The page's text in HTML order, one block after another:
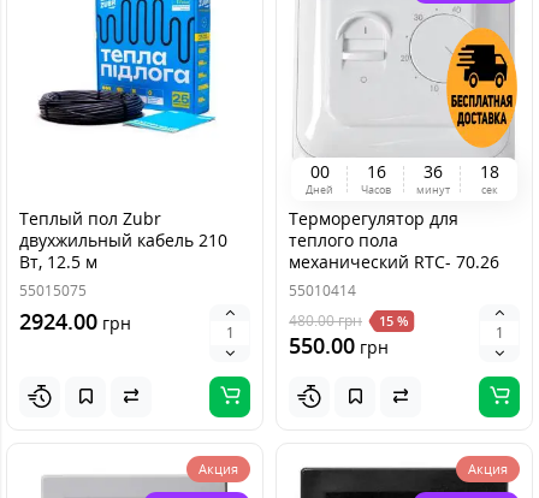
Теплый пол Zubr
двухжильный кабель 210
Вт, 12.5 м
55015075
2924.00 грн
00
Дней
16
Часов
36
минут
18
сек
Терморегулятор для
теплого пола
механический RTC- 70.26
55010414
480.00грн 15 %
550.00 грн
Акция
Акция